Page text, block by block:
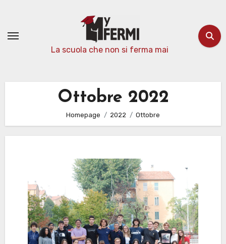
contenuto
La scuola che non si ferma mai
Ottobre 2022
Homepage 2022 Ottobre